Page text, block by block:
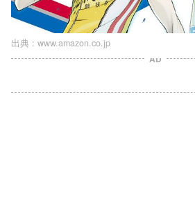
出典 : www.amazon.co.jp
AD